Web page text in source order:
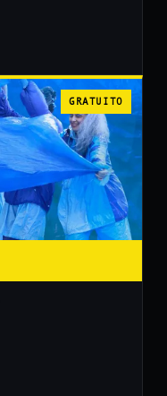
GRATUITO